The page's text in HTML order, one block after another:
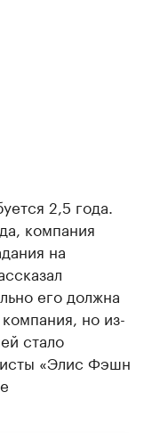
2,5 года.
компания
на
его должна
но из-
стало
«Элис Фэшн